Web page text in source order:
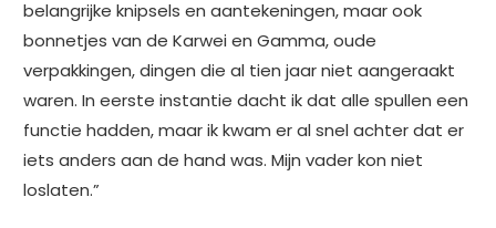
belangrijke knipsels en aantekeningen, maar ook
bonnetjes van de Karwei en Gamma, oude
verpakkingen, dingen die al tien jaar niet aangeraakt
waren. In eerste instantie dacht ik dat alle spullen een
functie hadden, maar ik kwam er al snel achter dat er
iets anders aan de hand was. Mijn vader kon niet
loslaten.”